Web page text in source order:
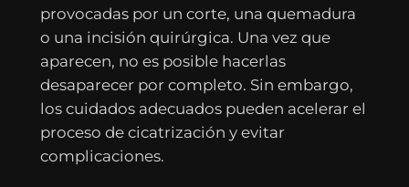
provocadas por un corte, una quemadura
o una incisión quirúrgica. Una vez que
aparecen, no es posible hacerlas
desaparecer por completo. Sin embargo,
los cuidados adecuados pueden acelerar el
proceso de cicatrización y evitar
complicaciones.